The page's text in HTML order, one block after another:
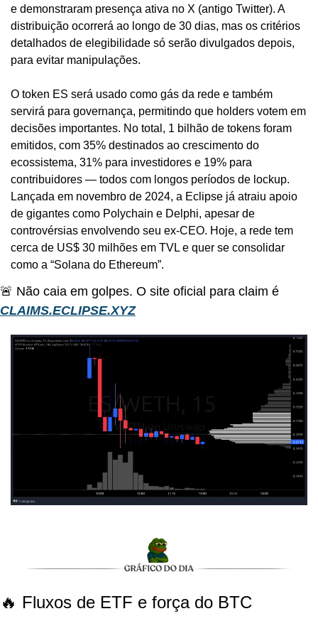
e demonstraram presença ativa no X (antigo Twitter). A
distribuição ocorrerá ao longo de 30 dias, mas os critérios
detalhados de elegibilidade só serão divulgados depois,
para evitar manipulações.
O token ES será usado como gás da rede e também
servirá para governança, permitindo que holders votem em
decisões importantes. No total, 1 bilhão de tokens foram
emitidos, com 35% destinados ao crescimento do
ecossistema, 31% para investidores e 19% para
contribuidores — todos com longos períodos de lockup.
Lançada em novembro de 2024, a Eclipse já atraiu apoio
de gigantes como Polychain e Delphi, apesar de
controvérsias envolvendo seu ex-CEO. Hoje, a rede tem
cerca de US$ 30 milhões em TVL e quer se consolidar
como a “Solana do Ethereum”.
CLAIMS.ECLIPSE.XYZ
🔥 Fluxos de ETF e força do BTC